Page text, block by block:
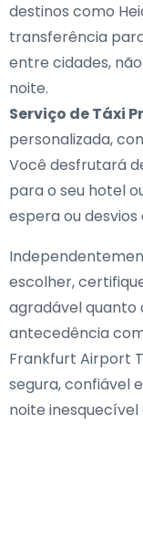
destinos como
transferência
entre cidades,
noite.
Serviço de Táxi
personalizada,
Você desfrutará
para o seu hotel
espera ou desvios
escolher,
agradável quanto
antecedência
Frankfurt Airport
segura, confiável
noite